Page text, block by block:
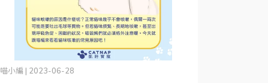
喵小編 | 2023-06-28